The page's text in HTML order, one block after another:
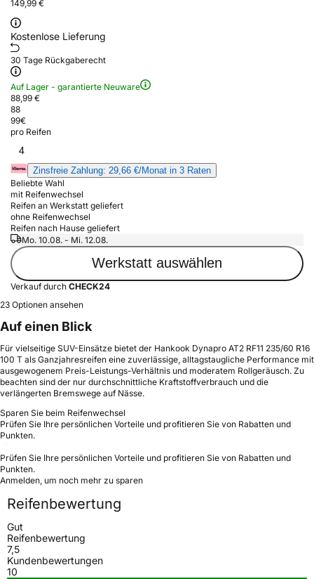
149,99 €
Kostenlose Lieferung
30 Tage Rückgaberecht
Auf Lager - garantierte Neuware
88,99 €
88
99€
pro Reifen
4
Zinsfreie Zahlung: 29,66 €/Monat in 3 Raten
Beliebte Wahl
mit Reifenwechsel
Reifen an Werkstatt geliefert
ohne Reifenwechsel
Reifen nach Hause geliefert
Mo. 10.08. - Mi. 12.08.
Werkstatt auswählen
Verkauf durch CHECK24
23 Optionen ansehen
Auf einen Blick
Für vielseitige SUV-Einsätze bietet der Hankook Dynapro AT2 RF11 235/60 R16
100 T als Ganzjahresreifen eine zuverlässige, alltagstaugliche Performance mit
ausgewogenem Preis-Leistungs-Verhältnis und moderatem Rollgeräusch. Zu
beachten sind der nur durchschnittliche Kraftstoffverbrauch und die
verlängerten Bremswege auf Nässe.
Sparen Sie beim Reifenwechsel
Prüfen Sie Ihre persönlichen Vorteile und profitieren Sie von Rabatten und
Punkten.
Prüfen Sie Ihre persönlichen Vorteile und profitieren Sie von Rabatten und
Punkten.
Anmelden, um noch mehr zu sparen
Reifenbewertung
Gut
Reifenbewertung
7,5
Kundenbewertungen
10